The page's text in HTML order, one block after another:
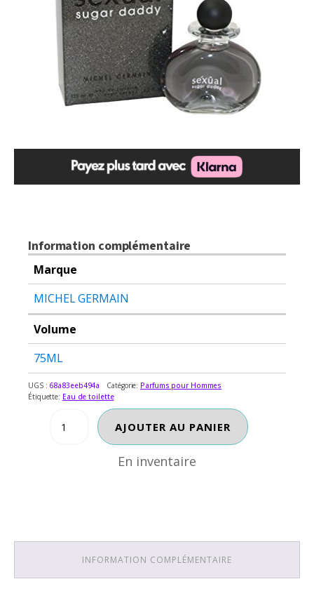
Information complémentaire
Marque
MICHEL GERMAIN
Volume
75ML
UGS : 68a83eeb494a Catégorie: Parfums pour Hommes
Étiquette: Eau de toilette
AJOUTER AU PANIER
En inventaire
INFORMATION COMPLÉMENTAIRE